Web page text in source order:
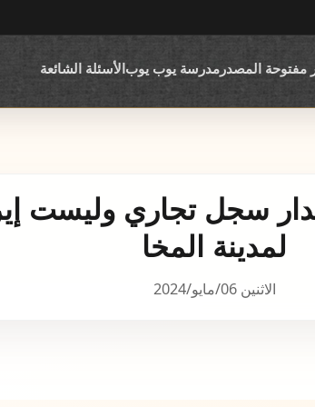
مفتوحة المصدر مدرسة يوب يوبالأسئلة الشائعة
سجل تجاري وليست
لمدينة المخا
الاثنين 06/مايو/2024